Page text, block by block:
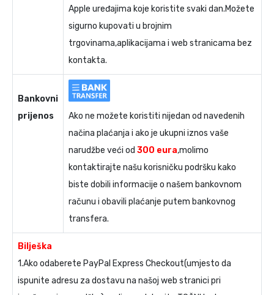
Apple uređajima koje koristite svaki dan.Možete
sigurno kupovati u brojnim
trgovinama,aplikacijama i web stranicama bez
kontakta.
Bankovni
prijenos
Ako ne možete koristiti nijedan od navedenih
načina plaćanja i ako je ukupni iznos vaše
narudžbe veći od 300 eura,molimo
kontaktirajte našu korisničku podršku kako
biste dobili informacije o našem bankovnom
računu i obavili plaćanje putem bankovnog
transfera.
Bilješka
1.Ako odaberete PayPal Express Checkout(umjesto da
ispunite adresu za dostavu na našoj web stranici pri